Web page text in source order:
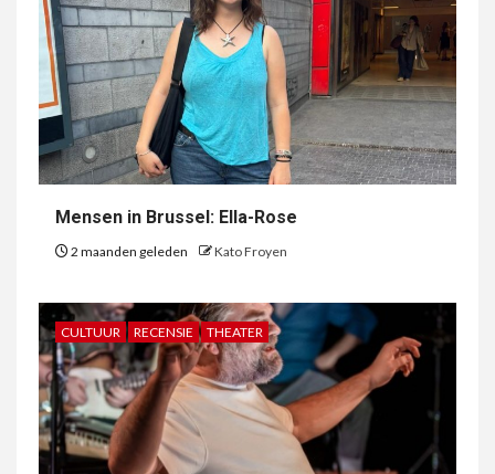
Mensen in Brussel: Ella-Rose
2 maanden geleden Kato Froyen
CULTUUR RECENSIE THEATER